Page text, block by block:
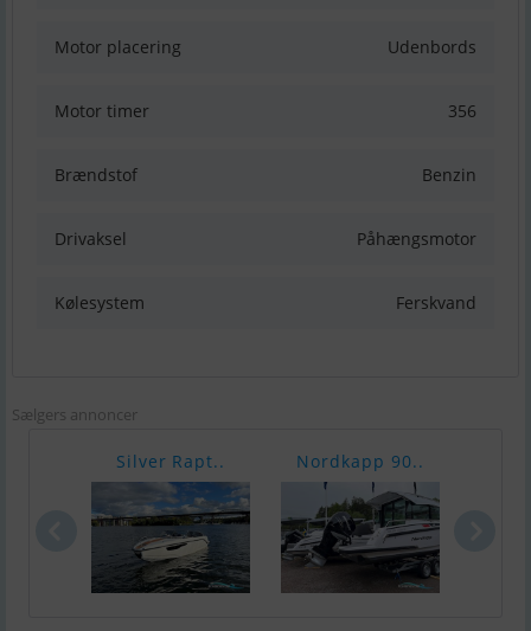
Motor placering Udenbords
Motor timer 356
Brændstof Benzin
Drivaksel Påhængsmotor
Kølesystem Ferskvand
Sælgers annoncer
Silver Rapt.. Nordkapp 90..